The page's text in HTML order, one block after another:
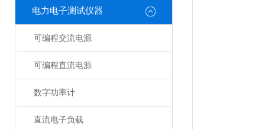
电力电子测试仪器
可编程交流电源
可编程直流电源
数字功率计
直流电子负载